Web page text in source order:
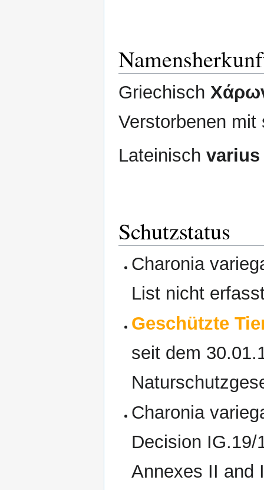
Griechisch
Verstorbenen
Lateinisch varius
Schutzstatus
Charonia
List nicht
Geschützte
seit dem
Charonia
Decision
Annexes II and